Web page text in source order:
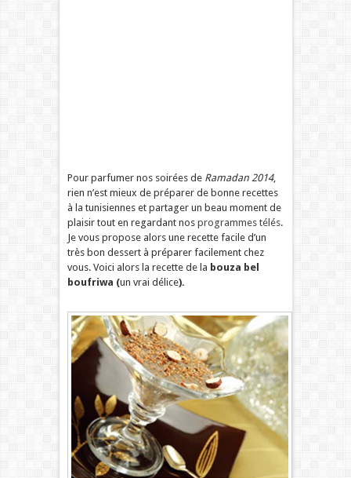
Pour parfumer nos soirées deRamadan 2014,
rien n’est mieux de préparer de bonne recettes
à la tunisiennes et partager un beau moment de
plaisir tout en regardant nos programmes télés.
Je vous propose alors une recette facile d’un
très bon dessert à préparer facilement chez
vous. Voici alors la recette de la bouza bel
boufriwa (un vrai délice).